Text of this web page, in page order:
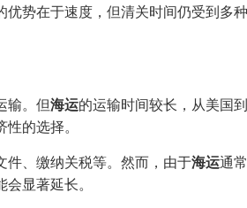
优势在于速度，但清关时间仍受到多
输。但海运的运输时间较长，从美国
的选择。
件、缴纳关税等。然而，由于海运通
显著延长。